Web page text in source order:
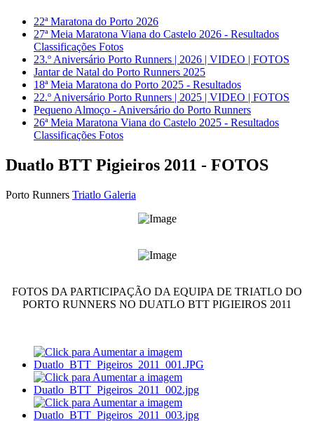
22ª Maratona do Porto 2026
27ª Meia Maratona Viana do Castelo 2026 - Resultados
Classificações Fotos
23.º Aniversário Porto Runners | 2026 | VIDEO | FOTOS
Jantar de Natal do Porto Runners 2025
18ª Meia Maratona do Porto 2025 - Resultados
22.º Aniversário Porto Runners | 2025 | VIDEO | FOTOS
Pequeno Almoço - Aniversário do Porto Runners
26ª Meia Maratona Viana do Castelo 2025 - Resultados
Classificações Fotos
Duatlo BTT Pigieiros 2011 - FOTOS
Porto Runners Triatlo Galeria
FOTOS DA PARTICIPAÇÃO DA EQUIPA DE TRIATLO DO
PORTO RUNNERS NO DUATLO BTT PIGIEIROS 2011